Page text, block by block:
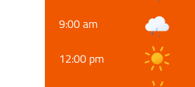
9:00 am
12:00 pm